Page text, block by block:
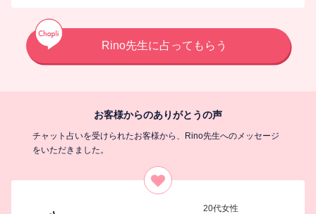
Rino先生に占ってもらう
お客様からのありがとうの声
チャット占いを受けられたお客様から、Rino先生へのメッセージ
をいただきました。
20代女性